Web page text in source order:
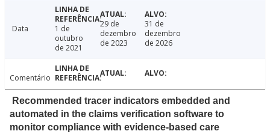
Data
1 de
outubro
de 2021
29 de
dezembro
de 2023
31 de
dezembro
de 2026
Comentário
Recommended tracer indicators embedded and
automated in the claims verification software to
monitor compliance with evidence-based care